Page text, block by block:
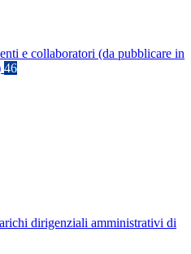
e collaboratori (da pubblicare in
46
dirigenziali amministrativi di